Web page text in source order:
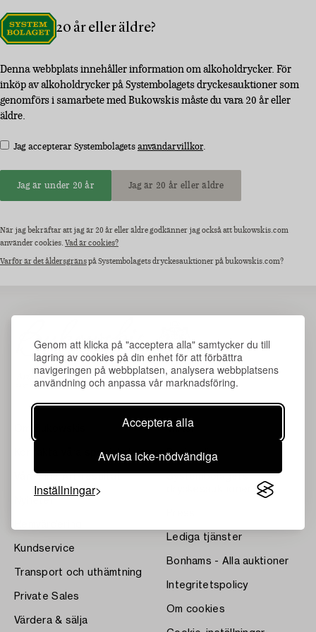
Genom att klicka på "acceptera alla" samtycker du till
lagring av cookies på din enhet för att förbättra
navigeringen på webbplatsen, analysera webbplatsens
användning och anpassa vår marknadsföring.
Acceptera alla
Avvisa icke-nödvändiga
Inställningar
20 år eller äldre?
Denna webbplats innehåller information om alkoholdrycker. För
inköp av alkoholdrycker på Systembolagets dryckesauktioner som
genomförs i samarbete med Bukowskis måste du vara 20 år eller
äldre.
Jag accepterar Systembolagetsanvändarvillkor.
Jag är under 20 år Jag är 20 år eller äldre
När jag bekräftar att jag är 20 år eller äldre godkänner jag också att bukowskis.com
använder cookies. Vad är cookies?
Varför är det åldersgränspå Systembolagets dryckesauktioner på bukowskis.com?
Kontakta våra specialister
Våra Fine Art-resultat
Kundservice
Transport och uthämtning
Private Sales
Värdera & sälja
Villkor
Bukipedia
Systembolagets
Lediga tjänster
Bonhams - Alla auktioner
Integritetspolicy
Om cookies